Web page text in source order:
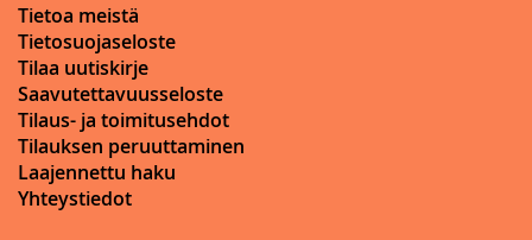
Tietoa meistä
Tietosuojaseloste
Tilaa uutiskirje
Saavutettavuusseloste
Tilaus- ja toimitusehdot
Tilauksen peruuttaminen
Laajennettu haku
Yhteystiedot